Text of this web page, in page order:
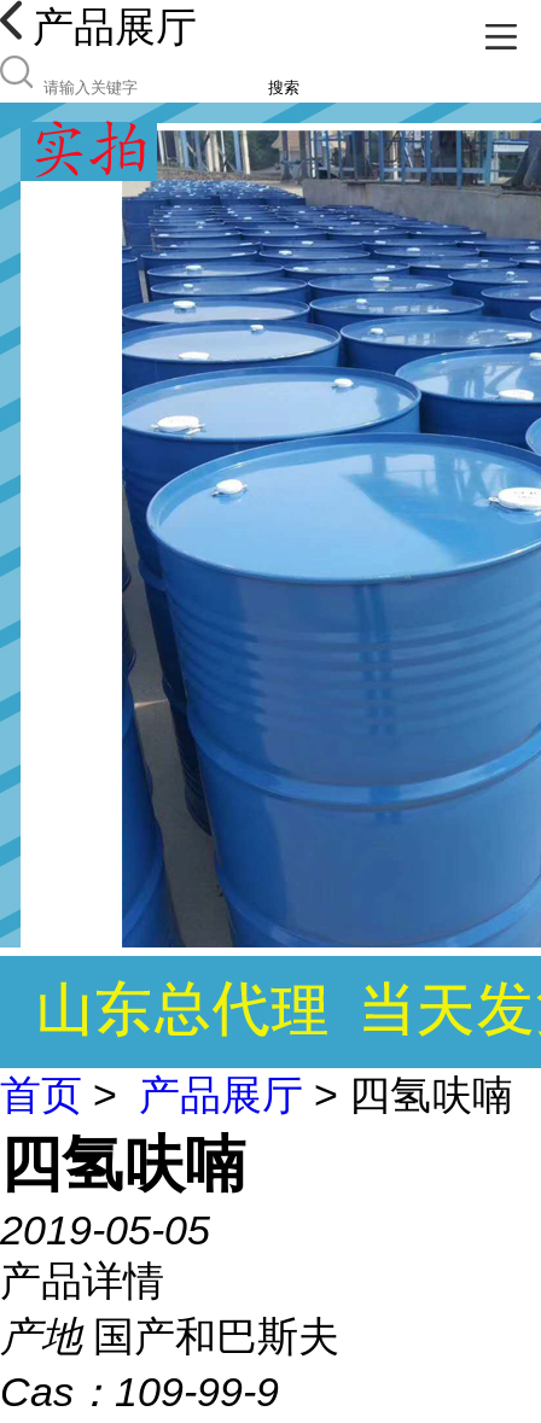
产品展厅
搜索
首页 > 产品展厅 > 四氢呋喃
四氢呋喃
2019-05-05
产品详情
产地 国产和巴斯夫
Cas： 109-99-9